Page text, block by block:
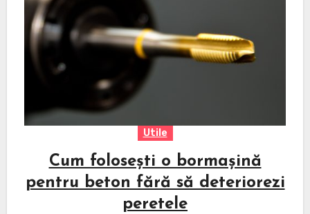
Utile
Cum folosești o bormașină
pentru beton fără să deteriorezi
peretele